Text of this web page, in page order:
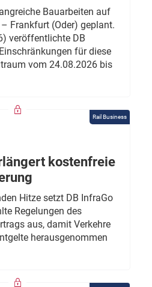
Bauarbeiten auf
Frankfurt (Oder) geplant.
veröffentlichte DB
für diese
vom 24.08.2026 bis
Rail Business
kostenfreie
Hitze setzt DB InfraGo
Regelungen des
aus, damit Verkehre
herausgenommen